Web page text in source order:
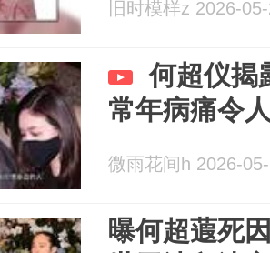
旧时模样z 2026-
何超仪揭
常年病痛令
微雨花间h 2026-
曝何超蕸死